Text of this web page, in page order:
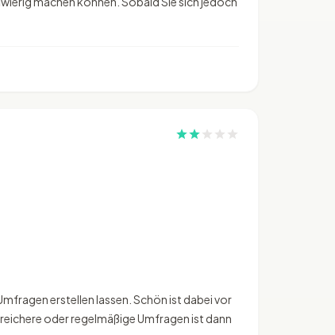
erstellen lassen. Schön ist dabei vor
oder regelmäßige Umfragen ist dann